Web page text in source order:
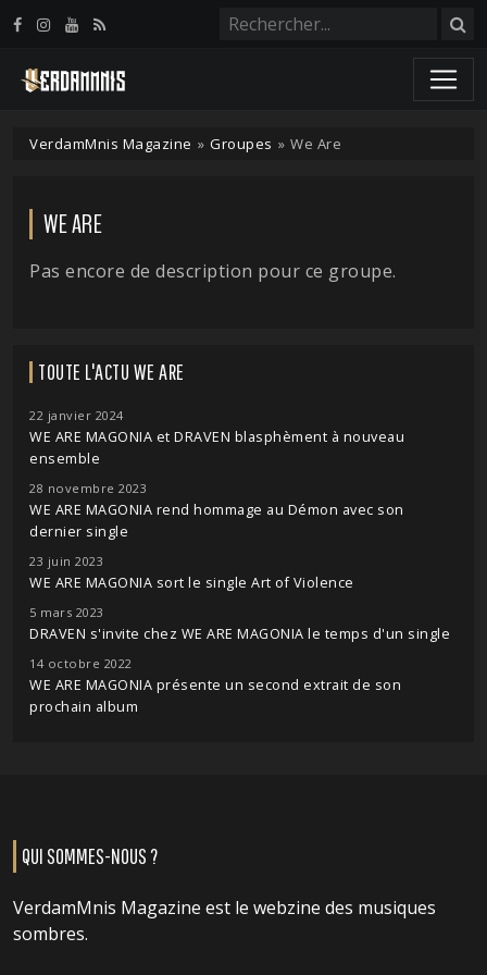
VerdamMnis Magazine » Groupes » We Are
WE ARE
Pas encore de description pour ce groupe.
TOUTE L'ACTU WE ARE
22 janvier 2024
WE ARE MAGONIA et DRAVEN blasphèment à nouveau
ensemble
28 novembre 2023
WE ARE MAGONIA rend hommage au Démon avec son
dernier single
23 juin 2023
WE ARE MAGONIA sort le single Art of Violence
5 mars 2023
DRAVEN s'invite chez WE ARE MAGONIA le temps d'un single
14 octobre 2022
WE ARE MAGONIA présente un second extrait de son
prochain album
QUI SOMMES-NOUS ?
VerdamMnis Magazine est le webzine des musiques
sombres.
Panneau de gestion des cookies